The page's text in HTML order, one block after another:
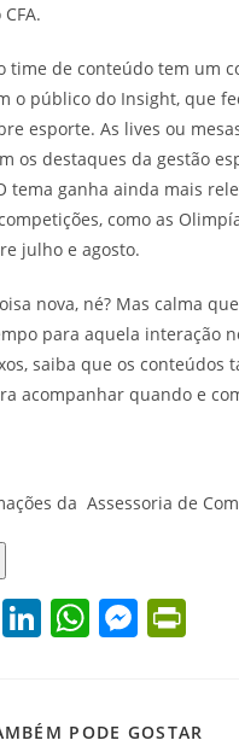
time de conteúdo tem um
o público do Insight, que
esporte. As lives ou
os destaques da gestão
tema ganha ainda mais
como as
julho e agosto.
nova, né? Mas calma
para aquela interação
saiba que os conteúdos
acompanhar quando e
da Assessoria de
T Li
e
W
s
M
e ri
PODE GOSTAR